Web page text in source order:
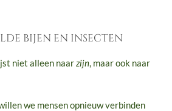
bijen en insecten
niet alleen naarzijn, maar ook naar
we mensen opnieuw verbinden